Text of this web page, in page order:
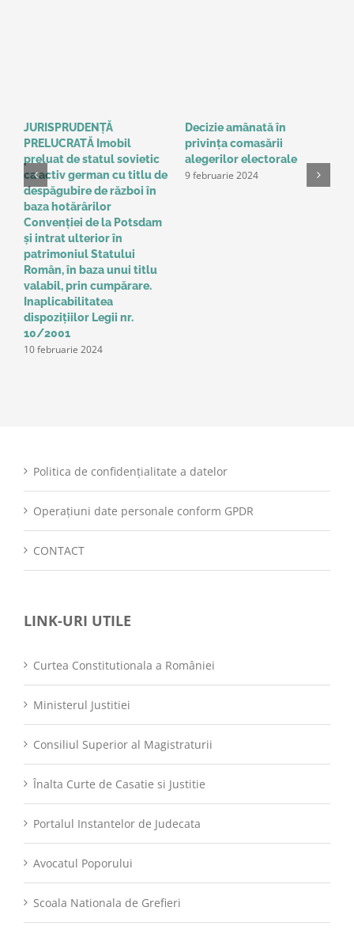
JURISPRUDENȚĂ
PRELUCRATĂ Imobil
preluat de statul sovietic
ca activ german cu titlu de
despăgubire de război în
baza hotărârilor
Convenţiei de la Potsdam
și intrat ulterior în
patrimoniul Statului
Român, în baza unui titlu
valabil, prin cumpărare.
Inaplicabilitatea
dispozițiilor Legii nr.
10/2001
10 februarie 2024
Decizie amânată în
privinţa comasării
alegerilor electorale
9 februarie 2024
Politica de confidențialitate a datelor
Operațiuni date personale conform GPDR
CONTACT
LINK-URI UTILE
Curtea Constitutionala a României
Ministerul Justitiei
Consiliul Superior al Magistraturii
Înalta Curte de Casatie si Justitie
Portalul Instantelor de Judecata
Avocatul Poporului
Scoala Nationala de Grefieri